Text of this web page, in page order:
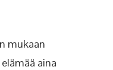
mukaan
aina